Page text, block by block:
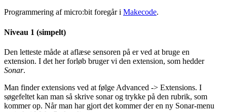
Programmering af micro:bit foregår i Makecode.
Niveau 1 (simpelt)
Den letteste måde at aflæse sensoren på er ved at bruge en
extension. I det her forløb bruger vi den extension, som hedder
Sonar.
Man finder extensions ved at følge Advanced -> Extensions. I
søgefeltet kan man så skrive sonar og trykke på den rubrik, som
kommer op. Når man har gjort det kommer der en ny Sonar-menu